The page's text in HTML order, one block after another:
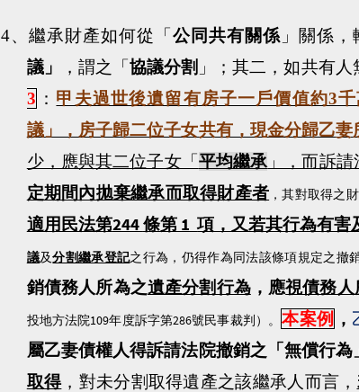
4、繼承財產如何從「公同共有關係 」關係
議」
，謂之「協議分割 」；其二，如共有人
3 ： 甲夫過世後遺留有房子一戶價值約3
議」，房子歸二位子女共有，現金分歸乙妻
少，應與其二位子女「 平均繼承 」，而訴請
定期間內拋棄繼承而取得財產者 ，其對取得之
適用民法第244條第 1項，又若其行為有害
議及分割繼承登記之行為，仍得作為同法該條項規定之撤
銷債務人所為之遺產分割行為，應視債務人
投地方法院109年度訴字第286號民事裁判 ）。 本案例 ，
屬乙妻債權人得訴請法院撤銷之「無償行為
取得，對未分割取得遺產之該繼承人而言，